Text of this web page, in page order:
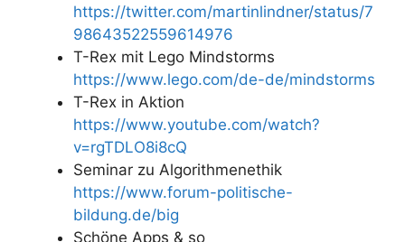
https://twitter.com/martinlindner/status/7
98643522559614976
T-Rex mit Lego Mindstorms
https://www.lego.com/de-de/mindstorms
T-Rex in Aktion
https://www.youtube.com/watch?
v=rgTDLO8i8cQ
Seminar zu Algorithmenethik
https://www.forum-politische-
bildung.de/big
Schöne Apps & so